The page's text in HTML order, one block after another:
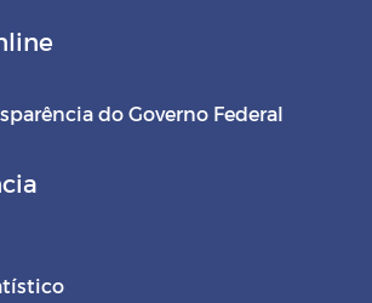
do Governo Federal